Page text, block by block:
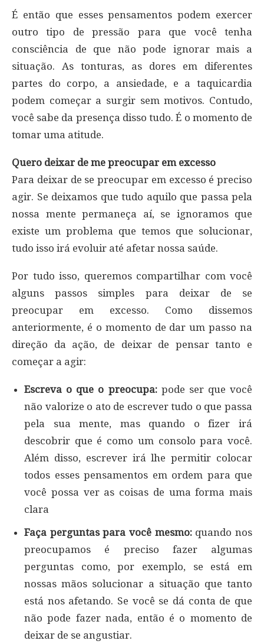
É então que esses pensamentos podem exercer
outro tipo de pressão para que você tenha
consciência de que não pode ignorar mais a
situação. As tonturas, as dores em diferentes
partes do corpo, a ansiedade, e a taquicardia
podem começar a surgir sem motivos. Contudo,
você sabe da presença disso tudo. É o momento de
tomar uma atitude.
Quero deixar de me preocupar em excesso
Para deixar de se preocupar em excesso é preciso
agir. Se deixamos que tudo aquilo que passa pela
nossa mente permaneça aí, se ignoramos que
existe um problema que temos que solucionar,
tudo isso irá evoluir até afetar nossa saúde.
Por tudo isso, queremos compartilhar com você
alguns passos simples para deixar de se
preocupar em excesso. Como dissemos
anteriormente, é o momento de dar um passo na
direção da ação, de deixar de pensar tanto e
começar a agir:
Escreva o que o preocupa:pode ser que você
não valorize o ato de escrever tudo o que passa
pela sua mente, mas quando o fizer irá
descobrir que é como um consolo para você.
Além disso, escrever irá lhe permitir colocar
todos esses pensamentos em ordem para que
você possa ver as coisas de uma forma mais
clara
Faça perguntas para você mesmo:quando nos
preocupamos é preciso fazer algumas
perguntas como, por exemplo, se está em
nossas mãos solucionar a situação que tanto
está nos afetando. Se você se dá conta de que
não pode fazer nada, então é o momento de
deixar de se angustiar.